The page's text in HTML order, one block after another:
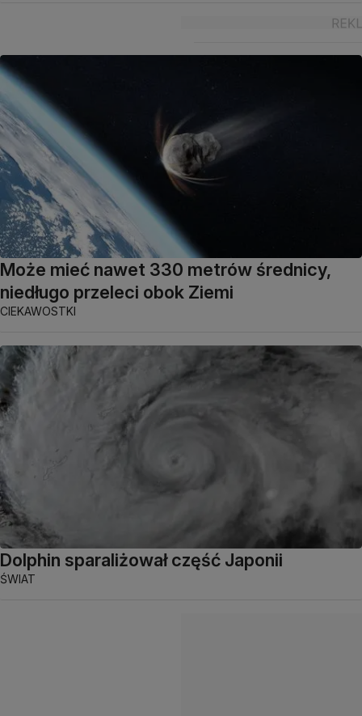
Może mieć nawet 330 metrów średnicy,
niedługo przeleci obok Ziemi
CIEKAWOSTKI
Dolphin sparaliżował część Japonii
ŚWIAT